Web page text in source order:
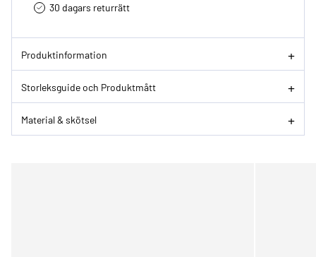
30 dagars returrätt­
Produktinformation
Storleksguide och Produktmått
Material & skötsel